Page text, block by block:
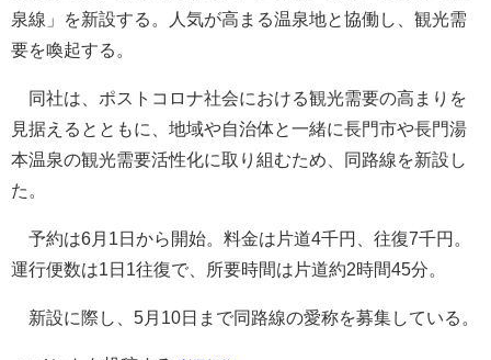
泉線」を新設する。人気が高まる温泉地と協働し、観光需
要を喚起する。
同社は、ポストコロナ社会における観光需要の高まりを
見据えるとともに、地域や自治体と一緒に長門市や長門湯
本温泉の観光需要活性化に取り組むため、同路線を新設し
た。
予約は6月1日から開始。料金は片道4千円、往復7千円。
運行便数は1日1往復で、所要時間は片道約2時間45分。
新設に際し、5月10日まで同路線の愛称を募集している。